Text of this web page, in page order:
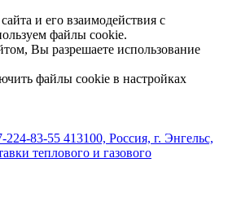
и его взаимодействия с
файлы cookie.
Вы разрешаете использование
файлы cookie в настройках
224-83-55 413100, Россия, г. Энгельс,
теплового и газового